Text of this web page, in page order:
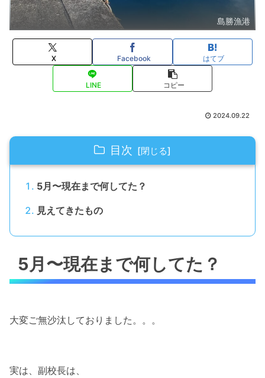
島勝漁港
X Facebook はてブ
LINE コピー
2024.09.22
目次
5月〜現在まで何してた？
見えてきたもの
5月〜現在まで何してた？
大変ご無沙汰しておりました。。。
実は、副校長は、